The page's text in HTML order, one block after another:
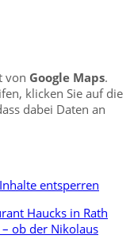
von Google Maps.
klicken Sie auf die
dabei Daten an
entsperren
Haucks in Rath
ob der Nikolaus